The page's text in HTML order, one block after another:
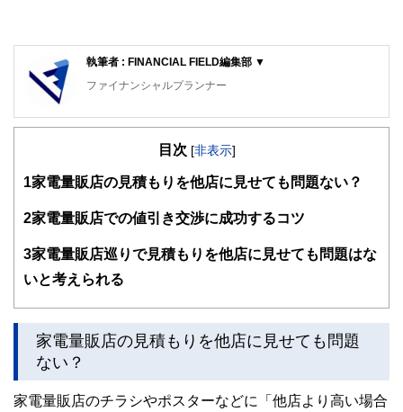
執筆者 : FINANCIAL FIELD編集部 ▼
ファイナンシャルプランナー
FinancialField編集部は、金融、経済に関する記事を、日々
知識がない方でも理解できるようわかりやすく発信していま
得者を中心に「お金や暮らし」に関する書籍・雑誌の編集経
験者で構成され、企画立案から記事掲載まですべての工程に
関わることで、読者目線のコンテンツを追求しています。
FinancialFieldの特徴は、ファイナンシャルプランナー、弁
ドバイザー、DCプランナー、公認会計士、社会保険労務
士、行政書士、投資アナリスト、キャリアコンサルタントな
ど150名以上の有資格者を執筆者・監修者として迎え、むず
このように編集経験豊富なメンバーと金融や経済に精通した
目次 [非表示]
1 家電量販店の見積もりを他店に見せても問題ない？
2家電量販店での値引き交渉に成功するコツ
3家電量販店巡りで見積もりを他店に見せても問題はな
いと考えられる
家電量販店の見積もりを他店に見せても問題
ない？
家電量販店のチラシやポスターなどに「他店より高い場合